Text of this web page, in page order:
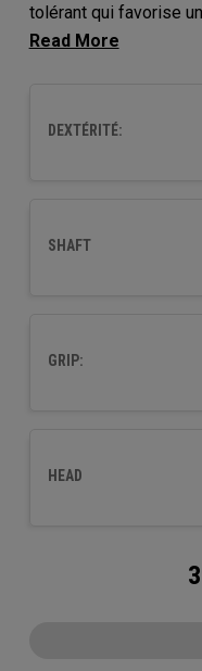
tolérant qui favorise
balle plus élevé, les
DEXTÉRITÉ:
SHAFT
GRIP:
HEAD